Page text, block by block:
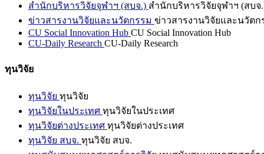
สำนักบริหารวิจัยจุฬาฯ (สบจ.) สำนักบริหารวิจัยจุฬาฯ (สบจ
ข่าวสารงานวิจัยและนวัตกรรม ข่าวสารงานวิจัยและนวัตก
CU Social Innovation Hub CU Social Innovation Hub
CU-Daily Research CU-Daily Research
ทุนวิจัย
ทุนวิจัย ทุนวิจัย
ทุนวิจัยในประเทศ ทุนวิจัยในประเทศ
ทุนวิจัยต่างประเทศ ทุนวิจัยต่างประเทศ
ทุนวิจัย สบจ. ทุนวิจัย สบจ.